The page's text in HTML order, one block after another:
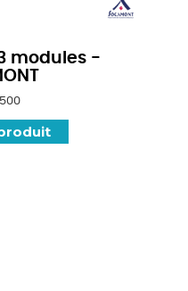
modules -